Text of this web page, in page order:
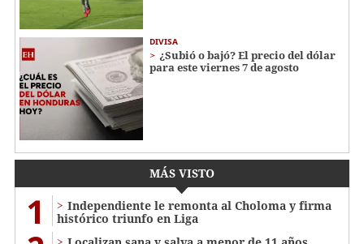
DIVISA
¿Subió o bajó? El precio del dólar
para este viernes 7 de agosto
MÁS VISTO
1
Independiente le remonta al Choloma y firma
histórico triunfo en Liga